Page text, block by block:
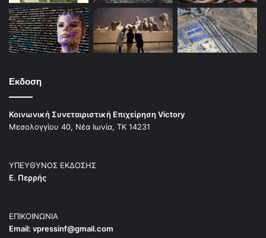
Εκδοση
Κοινωνική Συνεταιριστική Επιχείρηση Victory
Μεσολογγίου 40, Νέα Ιωνία, ΤΚ 14231
ΥΠΕΥΘΥΝΟΣ ΕΚΔΟΣΗΣ
Ε. Περρής
ΕΠΙΚΟΙΝΩΝΙΑ
Email: vpressinf@gmail.com